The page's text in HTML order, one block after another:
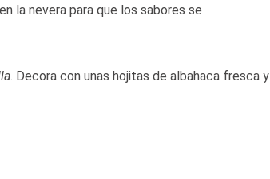
la nevera para que los sabores se
. Decora con unas hojitas de albahaca fresca y